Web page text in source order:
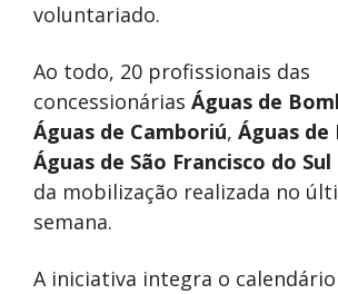
voluntariado.
Ao todo, 20 profissionais das
concessionárias Águas de
Águas de Camboriú, Águas de
Águas de São Francisco do Sul
da mobilização realizada no
semana.
A iniciativa integra o calendário